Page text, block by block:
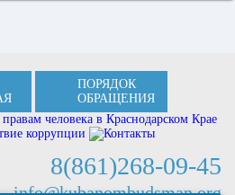
ПОРЯДОК
ОБРАЩЕНИЯ
8(861)268-09-45